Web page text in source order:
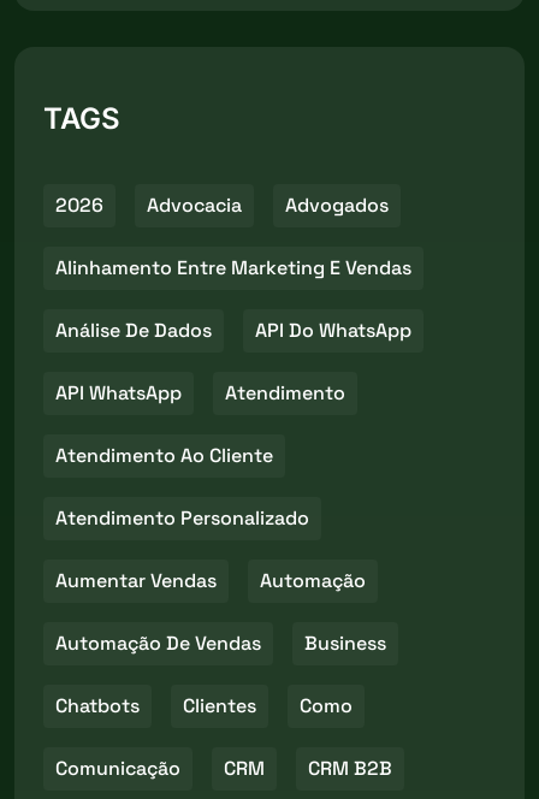
TAGS
2026 Advocacia Advogados
Alinhamento Entre Marketing E Vendas
Análise De Dados API Do WhatsApp
API WhatsApp Atendimento
Atendimento Ao Cliente
Atendimento Personalizado
Aumentar Vendas Automação
Automação De Vendas Business
Chatbots Clientes Como
Comunicação CRM CRM B2B